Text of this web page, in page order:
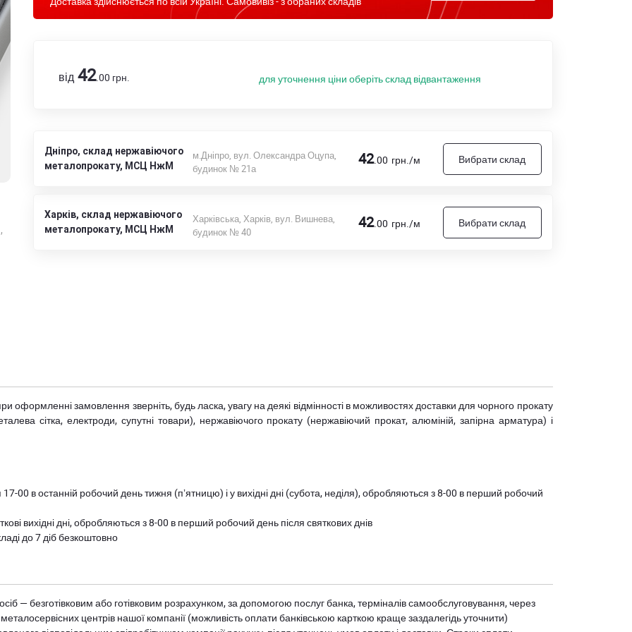
від 42.00 грн. для уточнення ціни оберіть склад відвантаження
Дніпро, склад нержавіючого
металопрокату, МСЦ НжМ
м.Дніпро, вул. Олександра Оцупа,
будинок № 21а
42.00 грн./м Вибрати склад
Харків, склад нержавіючого
металопрокату, МСЦ НжМ
Харківська, Харків, вул. Вишнева,
будинок № 40
42.00 грн./м Вибрати склад
оформленні замовлення зверніть, будь ласка, увагу на деякі відмінності в можливостях доставки для чорного прокату
сітка, електроди, супутні товари), нержавіючого прокату (нержавіючий прокат, алюміній, запірна арматура) і
17-00 в останній робочий день тижня (пʼятницю) і у вихідні дні (субота, неділя), обробляються з 8-00 в перший робочий
вихідні дні, обробляються з 8-00 в перший робочий день після святкових днів
до 7 діб безкоштовно
— безготівковим або готівковим розрахунком, за допомогою послуг банка, терміналів самообслуговування, через
центрів нашої компанії (можливість оплати банківською карткою краще заздалегідь уточнити)